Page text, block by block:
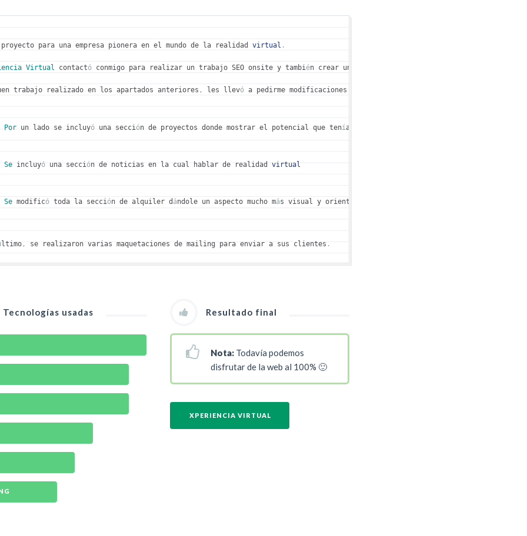
para una empresa pionera en el mundo de la realidad virtual .
Virtual contactó conmigo para realizar un trabajo SEO onsite y también crear una estrategia SEM
trabajo realizado en los apartados anteriores , les llevó a pedirme modificaciones en su web
Por un lado se incluyó una sección de proyectos donde mostrar el potencial que tenían y sus potentes clientes
Se incluyó una sección de noticias en la cual hablar de realidad virtual
Se modificó toda la sección de alquiler d ándole un aspecto mucho más visual y orientado al SEO
ltimo , se realizaron varias maquetaciones de mailing para enviar a sus clientes .
Tecnologías usadas Resultado final
Nota: Todavía podemos
disfrutar de la web al 100% 🙂
XPERIENCIA VIRTUAL